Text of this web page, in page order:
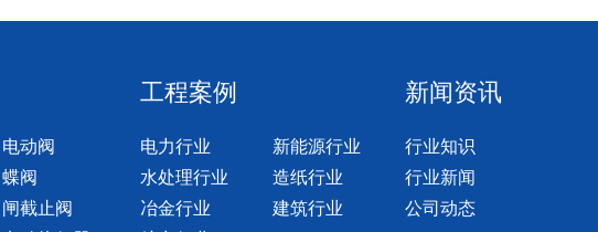
工程案例 新闻资讯
电动阀
蝶阀
闸截止阀
电力行业
新能源行业
水处理行业
造纸行业
冶金行业
建筑行业
行业知识
行业新闻
公司动态